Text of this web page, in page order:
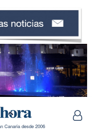
Canaria desde 2006